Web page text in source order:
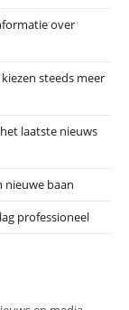
over
steeds meer
laatste nieuws
nieuwe baan
professioneel